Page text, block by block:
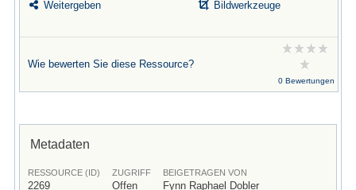
Weitergeben Bildwerkzeuge
Wie bewerten Sie diese Ressource?
0 Bewertungen
Metadaten
RESSOURCE (ID)
2269
ZUGRIFF
Offen
BEIGETRAGEN VON
Fynn Raphael Dobler